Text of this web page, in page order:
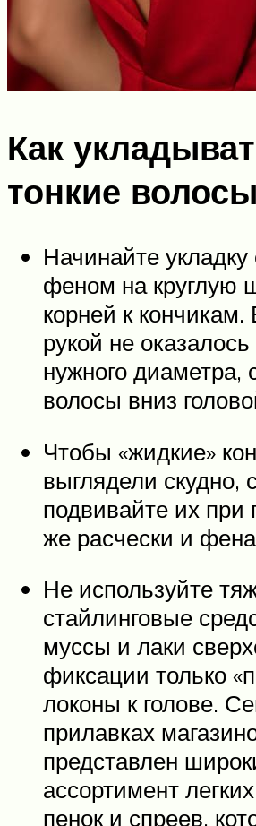
Как
тонкие волосы
Начинайте
феном на круглую
корней к
рукой не оказалось
нужного диаметра,
волосы вниз
Чтобы «жидкие»
выглядели скудно,
подвивайте их
же расчески и
Не используйте
стайлинговые
муссы и лаки
фиксации только
локоны к голове.
прилавках
представлен
ассортимент
пенок и спреев,